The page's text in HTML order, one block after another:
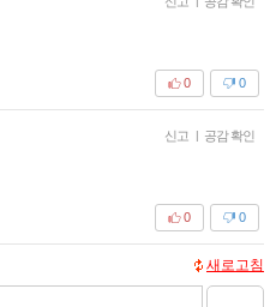
0
0
신고 | 공감 확인
0
0
새로고침